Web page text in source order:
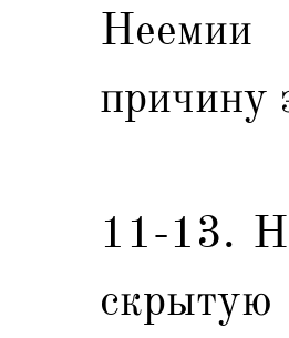
Неемии
причину
11-13.